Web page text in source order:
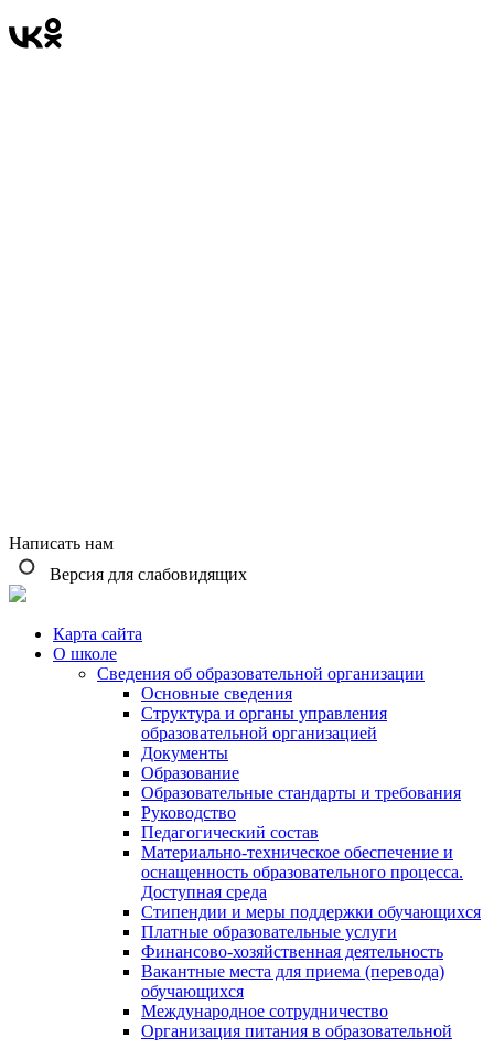
Написать нам
Версия для слабовидящих
Карта сайта
О школе
Сведения об образовательной организации
Основные сведения
Структура и органы управления
образовательной организацией
Документы
Образование
Образовательные стандарты и требования
Руководство
Педагогический состав
Материально-техническое обеспечение и
оснащенность образовательного процесса.
Доступная среда
Стипендии и меры поддержки обучающихся
Платные образовательные услуги
Финансово-хозяйственная деятельность
Вакантные места для приема (перевода)
обучающихся
Международное сотрудничество
Организация питания в образовательной